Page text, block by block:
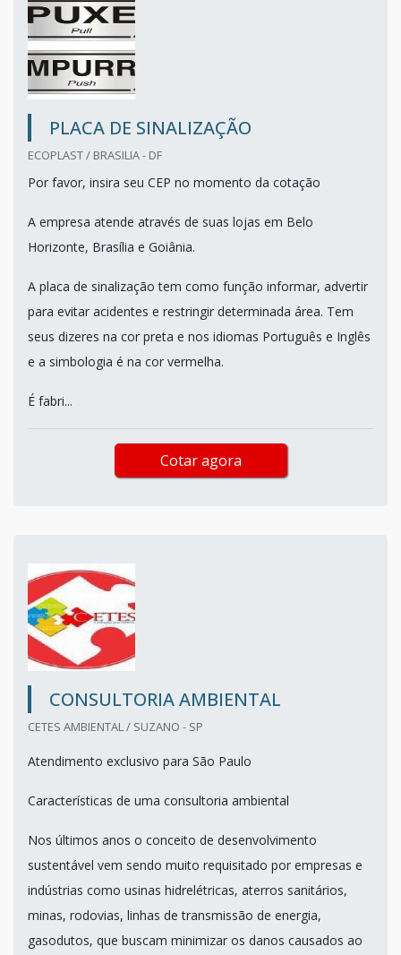
PLACA DE SINALIZAÇÃO
ECOPLAST / BRASILIA - DF
Por favor, insira seu CEP no momento da cotação
A empresa atende através de suas lojas em Belo
Horizonte, Brasília e Goiânia.
A placa de sinalização tem como função informar, advertir
para evitar acidentes e restringir determinada área. Tem
seus dizeres na cor preta e nos idiomas Português e Inglês
e a simbologia é na cor vermelha.
É fabri...
Cotar agora
CONSULTORIA AMBIENTAL
CETES AMBIENTAL / SUZANO - SP
Atendimento exclusivo para São Paulo
Características de uma consultoria ambiental
Nos últimos anos o conceito de desenvolvimento
sustentável vem sendo muito requisitado por empresas e
indústrias como usinas hidrelétricas, aterros sanitários,
minas, rodovias, linhas de transmissão de energia,
gasodutos, que buscam minimizar os danos causados ao